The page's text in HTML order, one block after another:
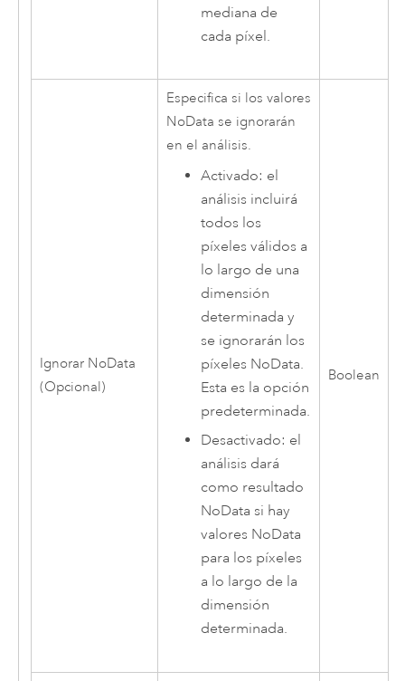
mediana de
cada píxel.
Ignorar NoData
(Opcional)
Especifica si los valores
NoData se ignorarán
en el análisis.
Activado: el
análisis incluirá
todos los
píxeles válidos a
lo largo de una
dimensión
determinada y
se ignorarán los
píxeles NoData.
Esta es la opción
predeterminada.
Desactivado: el
análisis dará
como resultado
NoData si hay
valores NoData
para los píxeles
a lo largo de la
dimensión
determinada.
Boolean